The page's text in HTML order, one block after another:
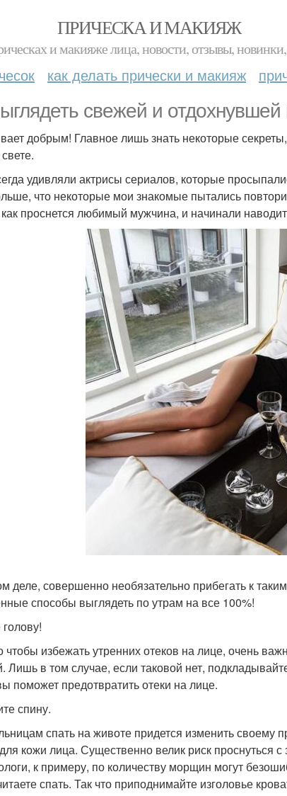
ПРИЧЕСКА И МАКИЯЖ
и макияже лица, новости, отзывы,
как делать прически и макияж
свежей и
добрым! Главное лишь знать некоторые
удивляли актрисы сериалов, которые
что некоторые мои знакомые пытались
как проснется любимый мужчина, и начинали
деле, совершенно необязательно прибегать к
способы выглядеть по утрам на все 100%!
чтобы избежать утренних отеков на лице, очень
Лишь в том случае, если таковой нет,
поможет предотвратить отеки на лице.
спину.
спать на животе придется изменить своему
кожи лица. Существенно велик риск
к примеру, по количеству морщин могут
спать. Так что приподнимайте изголовье